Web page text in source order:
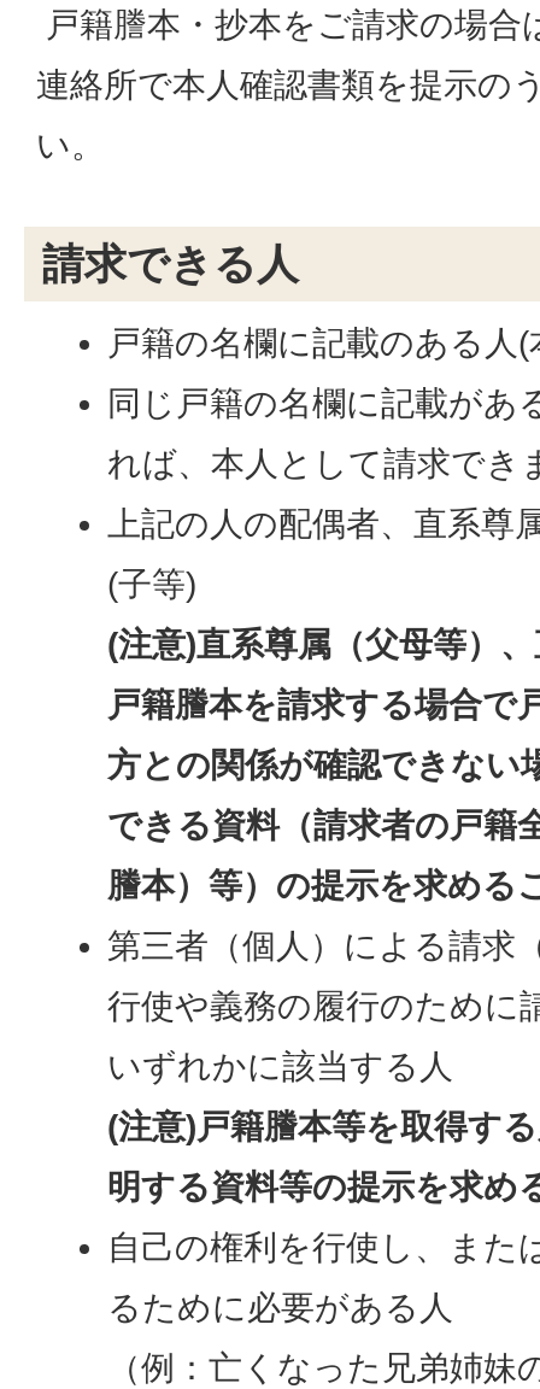
戸籍謄本・抄本をご請求の場
連絡所で本人確認書類を提示の
い。
請求できる人
戸籍の名欄に記載のある人(
同じ戸籍の名欄に記載があ
れば、本人として請求でき
上記の人の配偶者、直系尊
(子等)
(注意)直系尊属（父母等）
戸籍謄本を請求する場合で
方との関係が確認できない
できる資料（請求者の戸籍
謄本）等）の提示を求める
第三者（個人）による請求
行使や義務の履行のために
いずれかに該当する人
(注意)戸籍謄本等を取得す
明する資料等の提示を求め
自己の権利を行使し、また
るために必要がある人
（例：亡くなった兄弟姉